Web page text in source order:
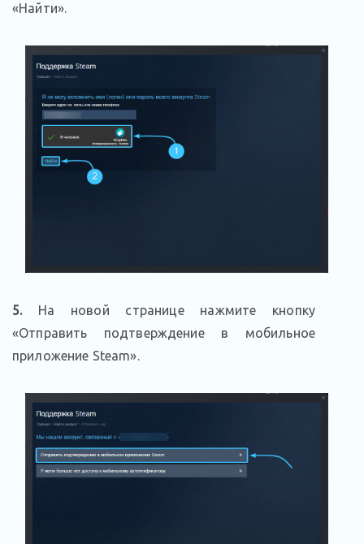
«Найти».
5.На новой странице нажмите кнопку
«Отправить подтверждение в мобильное
приложение Steam».